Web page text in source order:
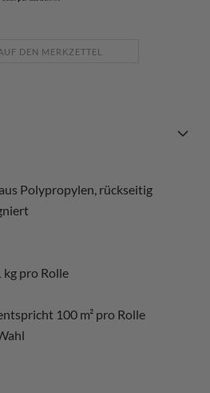
DEN MERKZETTEL
Polypropylen, rückseitig
kg pro Rolle
100 m² pro Rolle